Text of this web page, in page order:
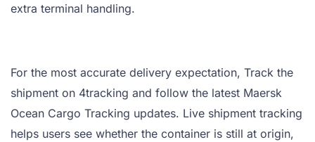
extra terminal handling.
For the most accurate delivery expectation, Track the
shipment on 4tracking and follow the latest Maersk
Ocean Cargo Tracking updates. Live shipment tracking
helps users see whether the container is still at origin,